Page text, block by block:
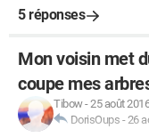
5 réponses
Mon voisin met
coupe mes
Tibow-25 août
DorisOups -26